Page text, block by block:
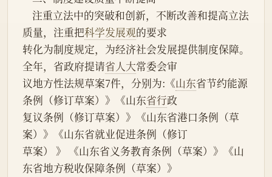
质量，注重把科学发展观的要求
转化为制度规定，为经济社会发展提供制度保障。
全年，省政府提请省人大常委会审
议地方性法规草案7件，分别为:《山东省节约能源
条例（修订草案）》《山东省行政
复议条例（修订草案）》《山东省港口条例（草
案）》《山东省就业促进条例（修订
草案） 》 《山东省义务教育条例（草案）》《山
东省地方税收保障条例（草案）》